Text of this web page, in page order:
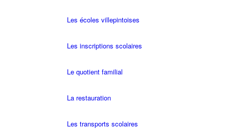
Les écoles villepintoises
Les inscriptions scolaires
Le quotient familial
La restauration
Les transports scolaires